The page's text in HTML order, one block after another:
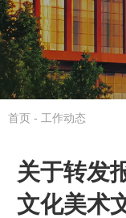
首页 - 工作动态
关于转发
文化美术